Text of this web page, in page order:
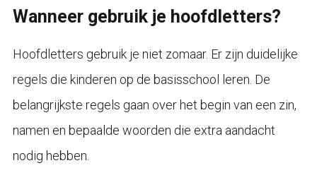
Wanneer gebruik je hoofdletters?
Hoofdletters gebruik je niet zomaar. Er zijn duidelijke
regels die kinderen op de basisschool leren. De
belangrijkste regels gaan over het begin van een zin,
namen en bepaalde woorden die extra aandacht
nodig hebben.